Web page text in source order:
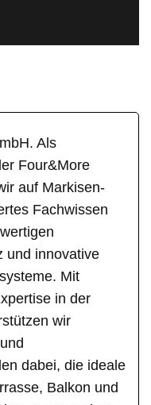
Als
Four&More
auf Markisen-
Fachwissen
und innovative
Mit
in der
wir
dabei, die ideale
Balkon und